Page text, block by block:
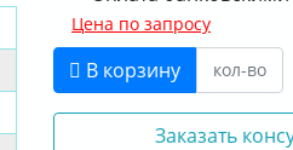
Цена по запросу
В корзину
Заказать